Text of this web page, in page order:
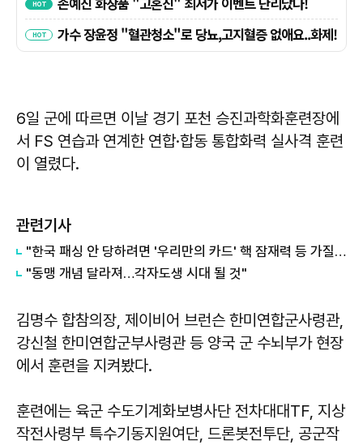
6일 군에 따르면 이날 경기 포천 승진과학화훈련장에
서 FS 연습과 연계한 연합·합동 통합화력 실사격 훈련
이 열렸다.
관련기사
"한국 패싱 안 당하려면 '우리만의 카드' 핵 잠재력 등 가질 필요"
"동맹 개념 달라져…각자도생 시대 될 것"
김명수 합참의장, 제이비어 브런슨 한미연합군사령관,
강신철 한미연합군부사령관 등 양국 군 수뇌부가 현장
에서 훈련을 지켜봤다.
훈련에는 육군 수도기계화보병사단 전차대대TF, 지상
작전사령부 특수기동지원여단, 드론봇전투단, 공군작